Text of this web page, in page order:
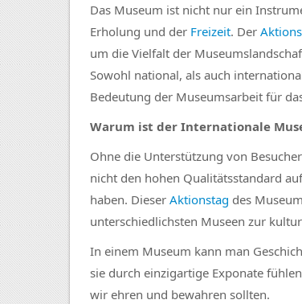
Das Museum ist nicht nur ein
Erholung und der Freizeit. Der
um die Vielfalt der
Sowohl national, als auch
Bedeutung der Museumsarbeit für
Warum ist der Internationale
Ohne die Unterstützung von
nicht den hohen Qualitätsstandard
haben. Dieser Aktionstag des
unterschiedlichsten Museen zur
In einem Museum kann man
sie durch einzigartige Exponate
wir ehren und bewahren sollten.